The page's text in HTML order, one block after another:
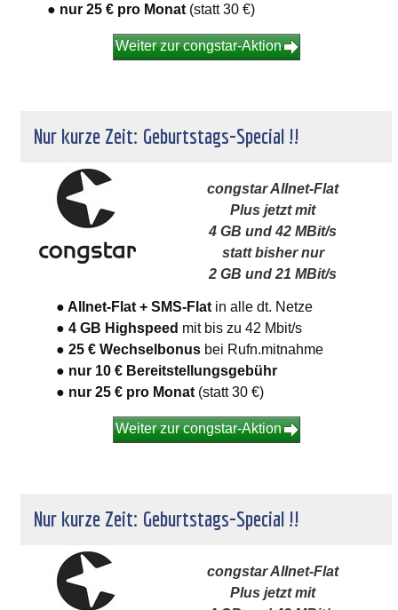
● nur 25 € pro Monat (statt 30 €)
Weiter zur congstar-Aktion
Nur kurze Zeit: Geburtstags-Special !!
congstar Allnet-Flat
Plus jetzt mit
4 GB und 42 MBit/s
statt bisher nur
2 GB und 21 MBit/s
● Allnet-Flat + SMS-Flat in alle dt. Netze
● 4 GB Highspeed mit bis zu 42 Mbit/s
● 25 € Wechselbonus bei Rufn.mitnahme
● nur 10 € Bereitstellungsgebühr
● nur 25 € pro Monat (statt 30 €)
Weiter zur congstar-Aktion
Nur kurze Zeit: Geburtstags-Special !!
congstar Allnet-Flat
Plus jetzt mit